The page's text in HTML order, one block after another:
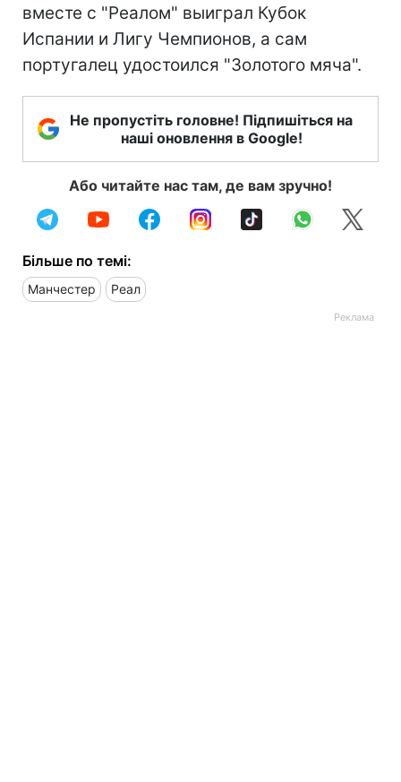
вместе с "Реалом" выиграл Кубок
Испании и Лигу Чемпионов, а сам
португалец удостоился "Золотого мяча".
Не пропустіть головне! Підпишіться на
наші оновлення в Google!
Або читайте нас там, де вам зручно!
Більше по темі:
Манчестер Реал